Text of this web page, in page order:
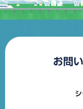
お問